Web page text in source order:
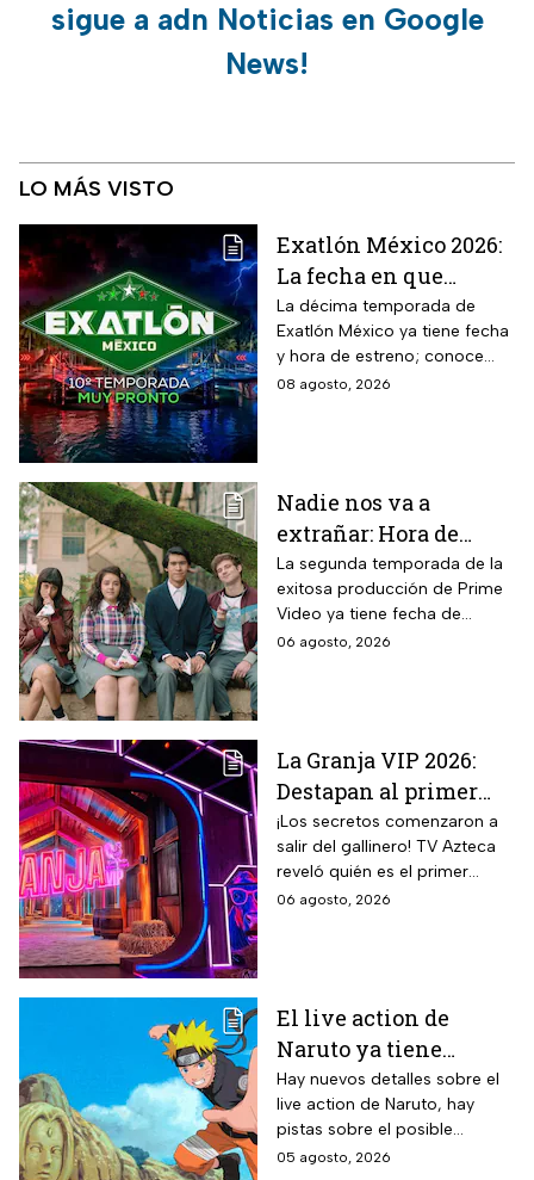
sigue a adn Noticias en Google
News!
LO MÁS VISTO
Exatlón México 2026:
La fecha en que
iniciará la nueva
temporada
La décima temporada de
Exatlón México ya tiene fecha
y hora de estreno; conoce
cuándo comienza, dónde
08 agosto, 2026
Nadie nos va a
extrañar: Hora de
estreno de la
Temporada 2 y reparto
completo
La segunda temporada de la
exitosa producción de Prime
Video ya tiene fecha de
estreno. Conoce el horario en
06 agosto, 2026
La Granja VIP 2026:
Destapan al primer
participante del
reality más viral de la
televisión mexicana
¡Los secretos comenzaron a
salir del gallinero! TV Azteca
reveló quién es el primer
granjero confirmado para la
06 agosto, 2026
El live action de
Naruto ya tiene
director y así avanza
el casting de la
película
Hay nuevos detalles sobre el
live action de Naruto, hay
pistas sobre el posible
enfoque de la historia y
05 agosto, 2026